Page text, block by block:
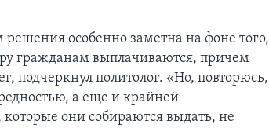
особенно заметна на фоне того,
гражданам выплачиваются, причем
подчеркнул политолог. «Но, повторюсь,
а еще и крайней
они собираются выдать, не